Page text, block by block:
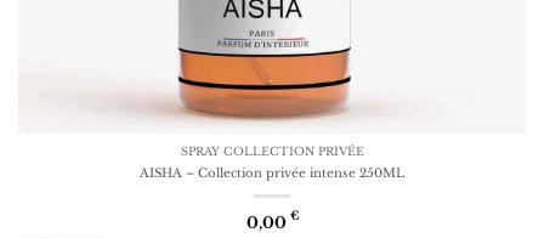
SPRAY COLLECTION PRIVÉE
AISHA – Collection privée intense 250ML
0,00 €